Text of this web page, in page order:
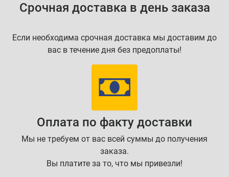
Срочная доставка в день заказа
Если необходима срочная доставка мы доставим до
вас в течение дня без предоплаты!
Оплата по факту доставки
Мы не требуем от вас всей суммы до получения
заказа.
Вы платите за то, что мы привезли!